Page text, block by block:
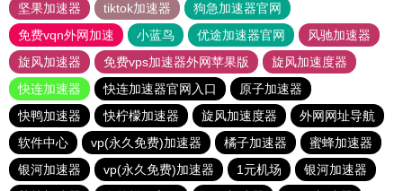
坚果加速器
tiktok加速器
狗急加速器官网
免费vqn外网加速
小蓝鸟 优途加速器官网
风驰加速器
旋风加速器
免费vps加速器外网苹果版
旋风加速度器
快连加速器
快连加速器官网入口
原子加速器
快鸭加速器
快柠檬加速器 旋风加速度器
外网网址导航
软件中心
vp(永久免费)加速器 橘子加速器
蜜蜂加速器
银河加速器
vp(永久免费)加速器 1元机场
银河加速器